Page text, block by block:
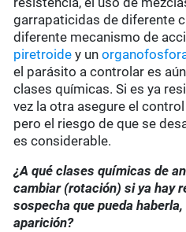
garrapaticidas de diferente
diferente mecanismo de
piretroide y un
el parásito a controlar es
clases químicas. Si es ya
vez la otra asegure el
pero el riesgo de que se
es considerable.
¿A qué clases químicas de
cambiar (rotación) si ya hay
sospecha que pueda
aparición?